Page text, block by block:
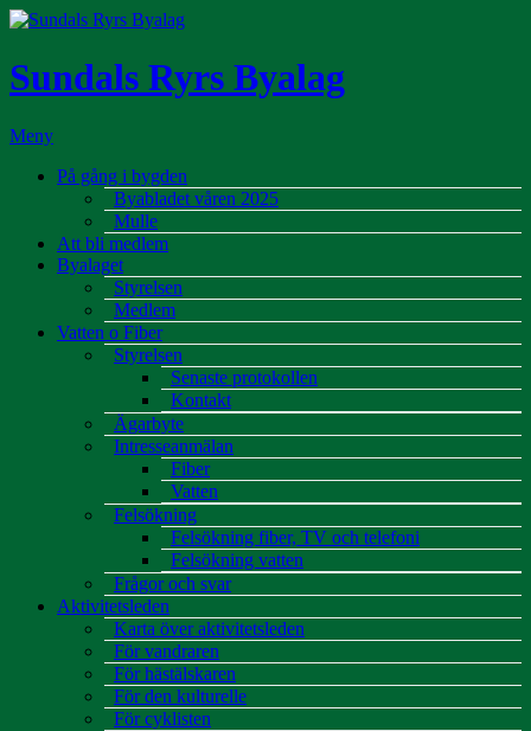
Hoppa
innehåll
Sundals Ryrs Byalag
Meny
På gång i bygden
Byabladet våren 2025
Mulle
Att bli medlem
Byalaget
Styrelsen
Medlem
Vatten o Fiber
Styrelsen
Senaste protokollen
Kontakt
Ägarbyte
Intresseanmälan
Fiber
Vatten
Felsökning
Felsökning fiber, TV och telefoni
Felsökning vatten
Frågor och svar
Aktivitetsleden
Karta över aktivitetsleden
För vandraren
För hästälskaren
För den kulturelle
För cyklisten